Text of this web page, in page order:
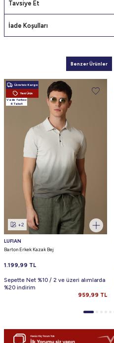
Tavsiye Et
İade Koşulları
Benzer Ürünler
Ücretsiz Kargo
Yeni Ürün
Vade farksız
6 Taksit
+2
LUFIAN
Barton Erkek Kazak Bej
1.199,99 TL
Sepette Net %10 / 2 ve üzeri alımlarda
%20 indirim
959,99 TL